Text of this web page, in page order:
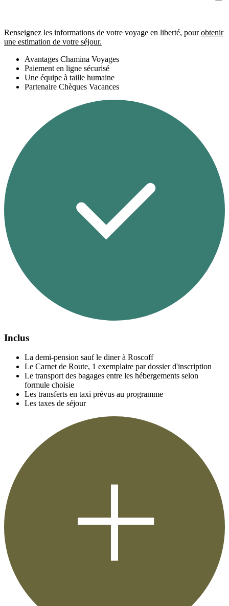
Renseignez les informations de votre voyage en liberté, pourobtenir
une estimation de votre séjour.
Avantages Chamina Voyages
Paiement en ligne sécurisé
Une équipe à taille humaine
Partenaire Chèques Vacances
Inclus
La demi-pension sauf le diner à Roscoff
Le Carnet de Route, 1 exemplaire par dossier d'inscription
Le transport des bagages entre les hébergements selon
formule choisie
Les transferts en taxi prévus au programme
Les taxes de séjour